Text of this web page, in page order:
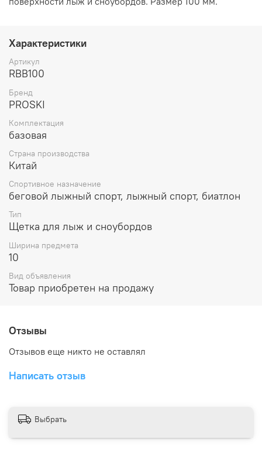
Характеристики
Артикул
RBB100
Бренд
PROSKI
Комплектация
базовая
Страна производства
Китай
Спортивное назначение
беговой лыжный спорт, лыжный спорт, биатлон
Тип
Щетка для лыж и сноубордов
Ширина предмета
10
Вид объявления
Товар приобретен на продажу
Отзывы
Отзывов еще никто не оставлял
Написать отзыв
Выбрать